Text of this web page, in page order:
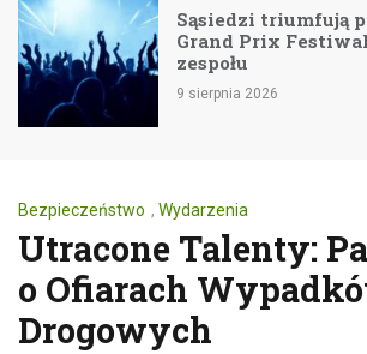
Sąsiedzi triumfują po
Grand Prix Festiwalu
zespołu
9 sierpnia 2026
Bezpieczeństwo , Wydarzenia
Utracone Talenty:
o Ofiarach
Drogowych